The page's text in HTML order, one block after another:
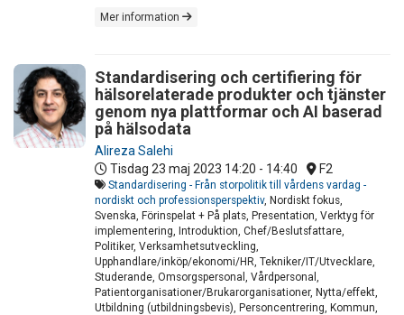
Mer information
Standardisering och certifiering för
hälsorelaterade produkter och tjänster
genom nya plattformar och AI baserad
på hälsodata
Alireza Salehi
Tisdag 23 maj 2023 14:20 - 14:40 F2
Standardisering - Från storpolitik till vårdens vardag -
nordiskt och professionsperspektiv, Nordiskt fokus,
Svenska, Förinspelat + På plats, Presentation, Verktyg för
implementering, Introduktion, Chef/Beslutsfattare,
Politiker, Verksamhetsutveckling,
Upphandlare/inköp/ekonomi/HR, Tekniker/IT/Utvecklare,
Studerande, Omsorgspersonal, Vårdpersonal,
Patientorganisationer/Brukarorganisationer, Nytta/effekt,
Utbildning (utbildningsbevis), Personcentrering, Kommun,